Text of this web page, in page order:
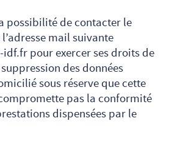
possibilité de contacter le
mail suivante
pour exercer ses droits de
des données
sous réserve que cette
pas la conformité
dispensées par le